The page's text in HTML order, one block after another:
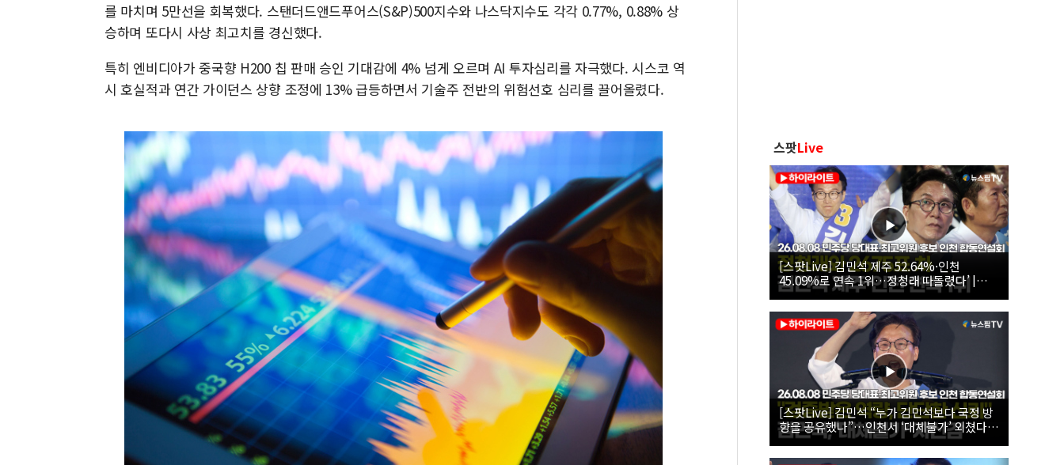
를 마치며 5만선을 회복했다. 스탠더드앤드푸어스(S&P)500지수와 나스닥지수도 각각 0.77%, 0.88% 상
승하며 또다시 사상 최고치를 경신했다.
특히 엔비디아가 중국향 H200 칩 판매 승인 기대감에 4% 넘게 오르며 AI 투자심리를 자극했다. 시스코 역
시 호실적과 연간 가이던스 상향 조정에 13% 급등하면서 기술주 전반의 위험선호 심리를 끌어올렸다.
스팟Live
[스팟Live] 김민석 제주 52.64%·인천
45.09%로 연속 1위…정청래 따돌렸다’ |
26.08.08 더불어민주당 당대표·최고위원 후
보 인천 합동연설회
[스팟Live] 김민석 “누가 김민석보다 국정 방
향을 공유했나”…인천서 ‘대체불가’ 외쳤다 |
26.08.08 더불어민주당 당대표·최고위원 후
보 인천 합동연설회